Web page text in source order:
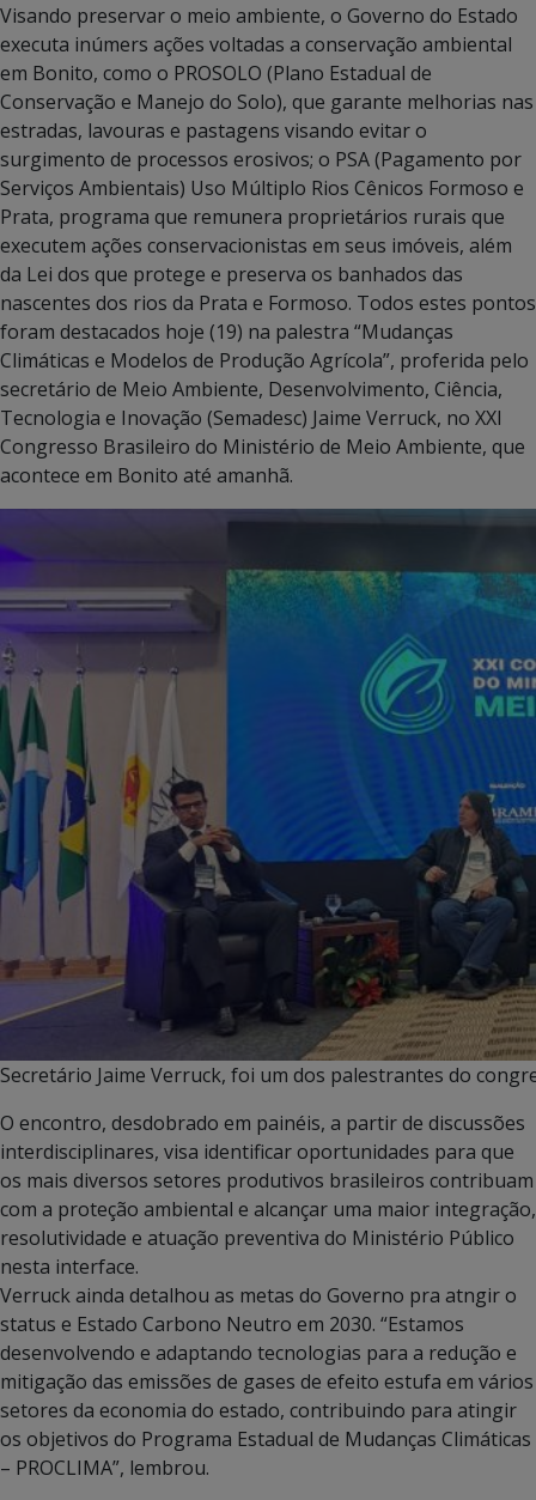
Visando preservar o meio ambiente, o Governo do Estado
executa inúmers ações voltadas a conservação ambiental
em Bonito, como o PROSOLO (Plano Estadual de
Conservação e Manejo do Solo), que garante melhorias nas
estradas, lavouras e pastagens visando evitar o
surgimento de processos erosivos; o PSA (Pagamento por
Serviços Ambientais) Uso Múltiplo Rios Cênicos Formoso e
Prata, programa que remunera proprietários rurais que
executem ações conservacionistas em seus imóveis, além
da Lei dos que protege e preserva os banhados das
nascentes dos rios da Prata e Formoso. Todos estes pontos
foram destacados hoje (19) na palestra “Mudanças
Climáticas e Modelos de Produção Agrícola”, proferida pelo
secretário de Meio Ambiente, Desenvolvimento, Ciência,
Tecnologia e Inovação (Semadesc) Jaime Verruck, no XXI
Congresso Brasileiro do Ministério de Meio Ambiente, que
acontece em Bonito até amanhã.
Secretário Jaime Verruck, foi um dos palestrantes do
O encontro, desdobrado em painéis, a partir de discussões
interdisciplinares, visa identificar oportunidades para que
os mais diversos setores produtivos brasileiros contribuam
com a proteção ambiental e alcançar uma maior integração,
resolutividade e atuação preventiva do Ministério Público
nesta interface.
Verruck ainda detalhou as metas do Governo pra atngir o
status e Estado Carbono Neutro em 2030. “Estamos
desenvolvendo e adaptando tecnologias para a redução e
mitigação das emissões de gases de efeito estufa em vários
setores da economia do estado, contribuindo para atingir
os objetivos do Programa Estadual de Mudanças Climáticas
– PROCLIMA”, lembrou.